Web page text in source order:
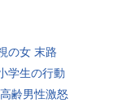
の女 末路
学生の行動
齢男性激怒